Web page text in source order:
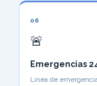
06
🚨
Emergencias
Línea de